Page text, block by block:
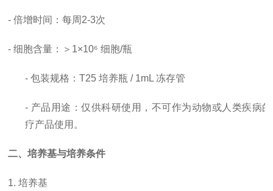
-倍增时间 ：每周 2-3次
- 细胞含量：＞1×10⁶ 细胞/瓶
- 包装规格：T25 培养瓶 / 1mL 冻存管
- 产品用途：仅供科研使用， 不可作为动物或人类疾病
疗产品使用。
二、培养基与培养条件
1. 培养基